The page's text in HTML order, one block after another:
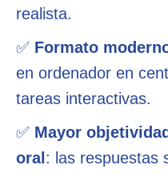
realista.
✅ Formato
en ordenador en
tareas interactivas.
✅ Mayor
oral : las respuestas